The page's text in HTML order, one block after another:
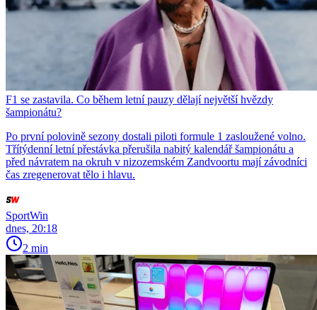
F1 se zastavila. Co během letní pauzy dělají největší hvězdy
šampionátu?
Po první polovině sezony dostali piloti formule 1 zasloužené volno.
Třítýdenní letní přestávka přerušila nabitý kalendář šampionátu a
před návratem na okruh v nizozemském Zandvoortu mají závodníci
čas zregenerovat tělo i hlavu.
SportWin
dnes, 20:18
2 min